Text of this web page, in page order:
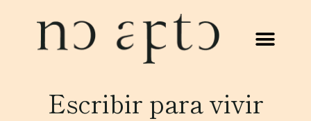
Escribir para vivir